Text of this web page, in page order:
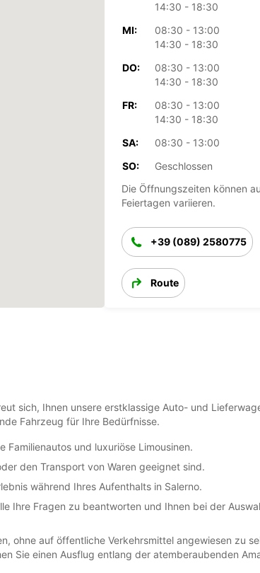
14:30 - 18:30
MI:
08:30 - 13:00
14:30 - 18:30
DO:
08:30 - 13:00
14:30 - 18:30
FR:
08:30 - 13:00
14:30 - 18:30
SA:
08:30 - 13:00
SO:
Geschlossen
Die Öffnungszeiten können
Feiertagen variieren.
+39 (089) 2580775
Route
sich, Ihnen unsere erstklassige Auto- und
Fahrzeug für Ihre Bedürfnisse.
und luxuriöse Limousinen.
den Transport von Waren geeignet sind.
während Ihres Aufenthalts in Salerno.
Ihre Fragen zu beantworten und Ihnen bei der
ohne auf öffentliche Verkehrsmittel angewiesen zu
Sie einen Ausflug entlang der atemberaubenden